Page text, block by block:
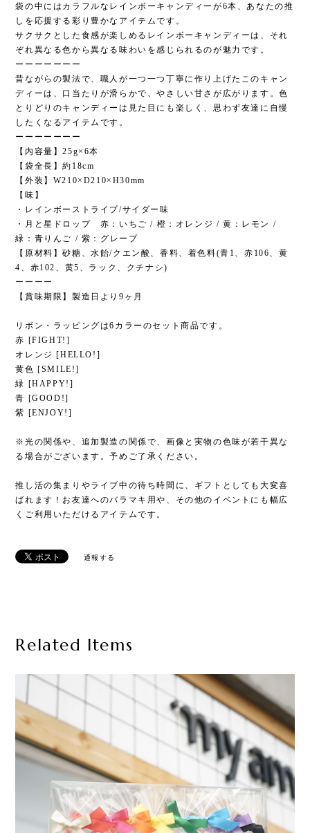
袋の中にはカラフルなレインボーキャンディーが6本、あなたの推
しを応援する彩り豊かなアイテムです。
サクサクとした食感が楽しめるレインボーキャンディーは、それ
ぞれ異なる色から異なる味わいを感じられるのが魅力です。
ーーーーーーー
昔ながらの製法で、職人が一つ一つ丁寧に作り上げたこのキャン
ディーは、口当たりが滑らかで、やさしい甘さが広がります。色
とりどりのキャンディーは見た目にも楽しく、思わず友達に自慢
したくなるアイテムです。
ーーーーーーー
【内容量】25g×6本
【袋全長】約18cm
【外装】W210×D210×H30mm
【味】
・レインボーストライプ/サイダー味
・月と星ドロップ 赤：いちご / 橙：オレンジ / ⻩：レモン /
緑：⻘りんご / 紫：グレープ
【原材料】砂糖、水飴/クエン酸、香料、着色料(青1、赤106、黄
4、赤102、黄5、ラック、クチナシ)
ーーーー
【賞味期限】製造日より9ヶ月
リボン・ラッピングは6カラーのセット商品です。
赤 [FIGHT!]
オレンジ [HELLO!]
黄色 [SMILE!]
緑 [HAPPY!]
青 [GOOD!]
紫 [ENJOY!]
※光の関係や、追加製造の関係で、画像と実物の色味が若干異な
る場合がございます。予めご了承ください。
推し活の集まりやライブ中の待ち時間に、ギフトとしても大変喜
ばれます！お友達へのバラマキ用や、その他のイベントにも幅広
くご利用いただけるアイテムです。
通報する
Related Items